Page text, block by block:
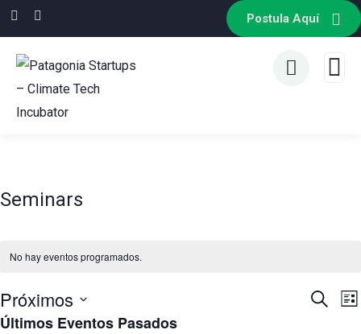
Postula Aquí
Seminars
No hay eventos programados.
Buscar
Próximos
Selecciona
Últimos Eventos Pasados